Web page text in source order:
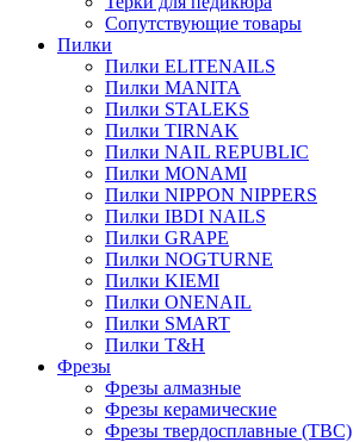
Сопутствующие товары
Пилки
Пилки ELITENAILS
Пилки MANITA
Пилки STALEKS
Пилки TIRNAK
Пилки NAIL REPUBLIC
Пилки MONAMI
Пилки NIPPON NIPPERS
Пилки IBDI NAILS
Пилки GRAPE
Пилки NOGTURNE
Пилки KIEMI
Пилки ONENAIL
Пилки SMART
Пилки T&H
Фрезы
Фрезы алмазные
Фрезы керамические
Фрезы твердосплавные (ТВС)